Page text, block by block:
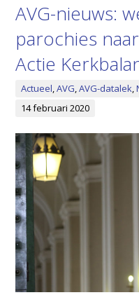
AVG-nieuws:
parochies
Actie
Actueel,AVG,AVG-datalek,
14 februari 2020